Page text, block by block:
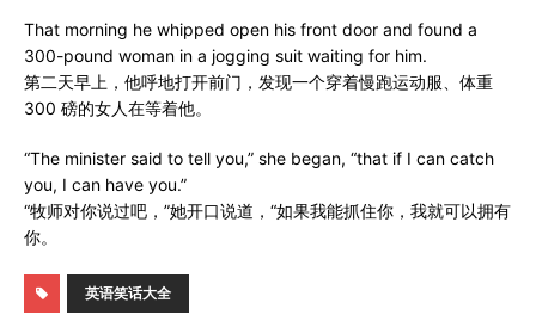
That morning he whipped open his front door and found a
300-pound woman in a jogging suit waiting for him.
第二天早上，他呼地打开前门，发现一个穿着慢跑运动服、体重
300 磅的女人在等着他。
“The minister said to tell you,” she began, “that if I can catch
you, I can have you.”
“牧师对你说过吧，”她开口说道，“如果我能抓住你，我就可以拥有
你。
英语笑话大全